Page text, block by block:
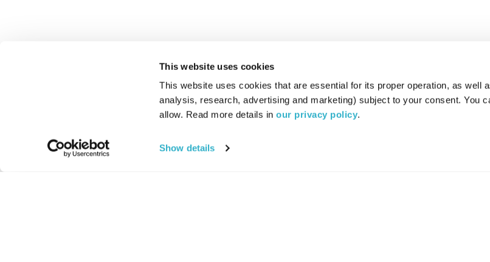
This website uses cookies
This website uses cookies that are essential for its proper operation, as well
analysis, research, advertising and marketing) subject to your consent. You
allow. Read more details in our privacy policy.
Show details